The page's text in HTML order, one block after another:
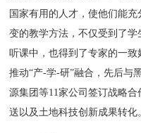
国家有用的人才，使他们能
变的教学方法，不仅受到了
听课中，也得到了专家的一
推动“产-学-研”融合，先后与
源集团等11家公司签订战略
送以及土地科技创新成果转化